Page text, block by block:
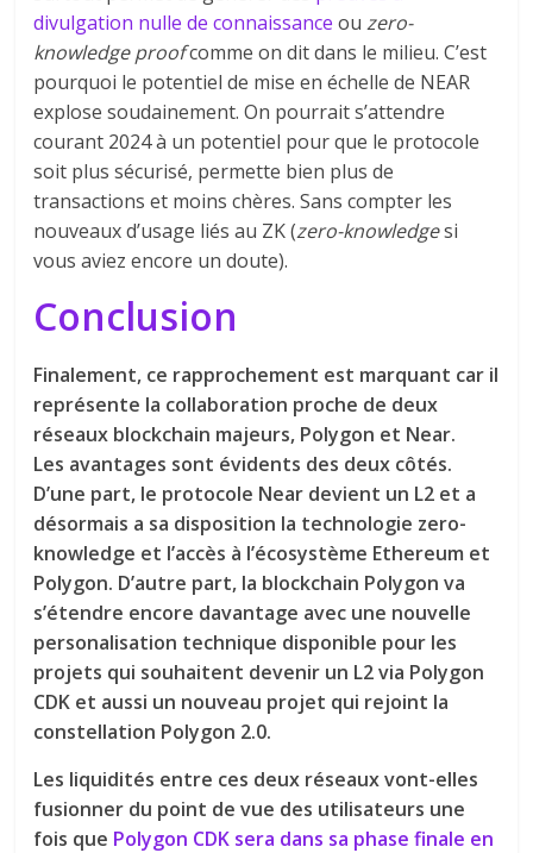
divulgation nulle de connaissance ouzero-
knowledge proofcomme on dit dans le milieu. C’est
pourquoi le potentiel de mise en échelle de NEAR
explose soudainement. On pourrait s’attendre
courant 2024 à un potentiel pour que le protocole
soit plus sécurisé, permette bien plus de
transactions et moins chères. Sans compter les
nouveaux d’usage liés au ZK (zero-knowledgesi
vous aviez encore un doute).
Conclusion
Finalement, ce rapprochement est marquant car il
représente la collaboration proche de deux
réseaux blockchain majeurs, Polygon et Near.
Les avantages sont évidents des deux côtés.
D’une part, le protocole Near devient un L2 et a
désormais a sa disposition la technologie zero-
knowledge et l’accès à l’écosystème Ethereum et
Polygon. D’autre part, la blockchain Polygon va
s’étendre encore davantage avec une nouvelle
personalisation technique disponible pour les
projets qui souhaitent devenir un L2 via Polygon
CDK et aussi un nouveau projet qui rejoint la
constellation Polygon 2.0.
Les liquidités entre ces deux réseaux vont-elles
fusionner du point de vue des utilisateurs une
fois que Polygon CDK sera dans sa phase finale en